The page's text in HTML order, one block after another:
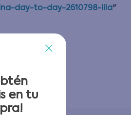
day-to-day-2610798-lila"
en tu